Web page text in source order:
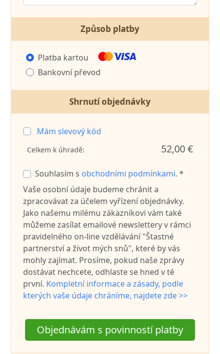
Způsob platby
Platba kartou
Bankovní převod
Shrnutí objednávky
Mám slevový kód
Celkem k úhradě: 52,00 €
Souhlasím s obchodními podmínkami. *
Vaše osobní údaje budeme chránit a
zpracovávat za účelem vyřízení objednávky.
Jako našemu milému zákazníkovi vám také
můžeme zasílat emailové newslettery v rámci
pravidelného on-line vzdělávání "Štastné
partnerství a život mých snů", které by vás
mohly zajímat. Prosíme, pokud naše zprávy
dostávat nechcete, odhlaste se hned v té
první. Kompletní informace a zásady, podle
kterých vaše údaje chráníme, najdete zde >>
Objednávám s povinností platby